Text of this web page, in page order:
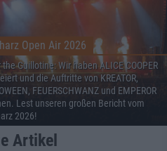
Open Air 2026
the Guillotine: Wir haben ALICE COOPER
und die Auftritte von KREATOR,
FEUERSCHWANZ und EMPEROR
Lest unseren großen Bericht vom
2026!
Artikel